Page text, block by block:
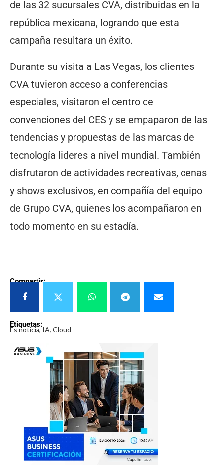
de las 32 sucursales CVA, distribuidas en la
república mexicana, logrando que esta
campaña resultara un éxito.
Durante su visita a Las Vegas, los clientes
CVA tuvieron acceso a conferencias
especiales, visitaron el centro de
convenciones del CES y se empaparon de las
tendencias y propuestas de las marcas de
tecnología lideres a nivel mundial. También
disfrutaron de actividades recreativas, cenas
y shows exclusivos, en compañía del equipo
de Grupo CVA, quienes los acompañaron en
todo momento en su estadía.
Compartir:
Etiquetas:
Es noticia, IA, Cloud